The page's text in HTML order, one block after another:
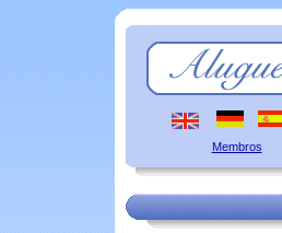
Membros